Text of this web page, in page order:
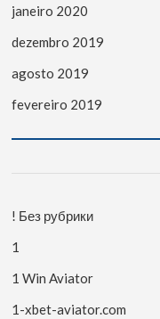
janeiro 2020
dezembro 2019
agosto 2019
fevereiro 2019
! Без рубрики
1
1 Win Aviator
1-xbet-aviator.com